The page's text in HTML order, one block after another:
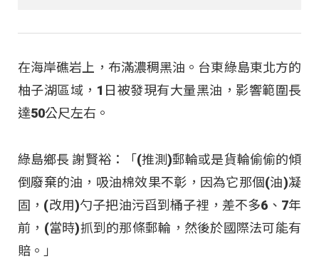
在海岸礁岩上，布滿濃稠黑油。台東綠島東北方的
柚子湖區域，1日被發現有大量黑油，影響範圍長
達50公尺左右。
綠島鄉長 謝賢裕：「(推測)郵輪或是貨輪偷偷的傾
倒廢棄的油，吸油棉效果不彰，因為它那個(油)凝
固，(改用)勺子把油污舀到桶子裡，差不多6、7年
前，(當時)抓到的那條郵輪，然後於國際法可能有
賠。」